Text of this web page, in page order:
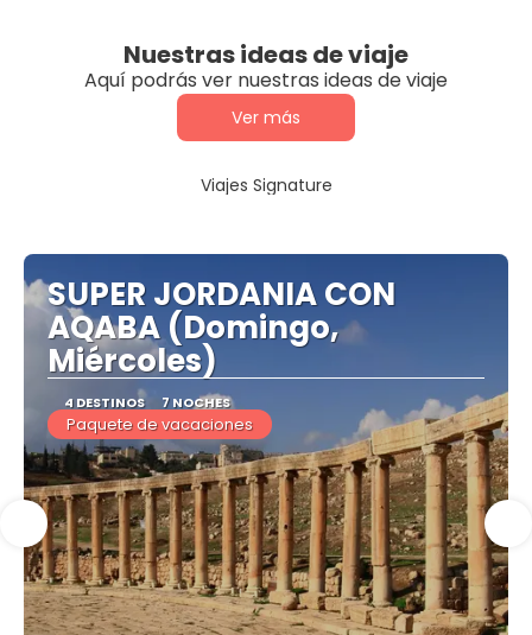
Nuestras ideas de viaje
Aquí podrás ver nuestras ideas de viaje
Ver más
Viajes Signature
SUPER JORDANIA CON
AQABA (Domingo,
Miércoles)
4 DESTINOS 7 NOCHES
Paquete de vacaciones